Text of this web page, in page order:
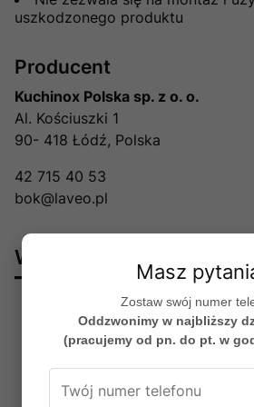
uszkodzonego produktu
Producent
Kuchinox Polska sp. z o. o.
Al. Kościuszki 1
90- 418 Łódź, Polska
42 715 40 53
bok@laveo.pl
Warto dokupić:
Masz
Zostaw swój numer
Oddzwonimy w najbliższy
(pracujemy od pn. do pt. w